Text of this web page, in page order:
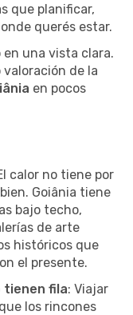
que planificar,
querés estar.
una vista clara.
de la
en pocos
calor no tiene por
Goiânia tiene
bajo techo,
de arte
históricos que
el presente.
tienen fila: Viajar
los rincones